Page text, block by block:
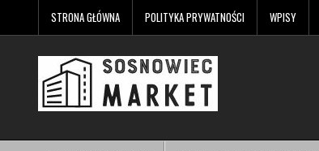
content
STRONA GŁÓWNA POLITYKA PRYWATNOŚCI WPISY